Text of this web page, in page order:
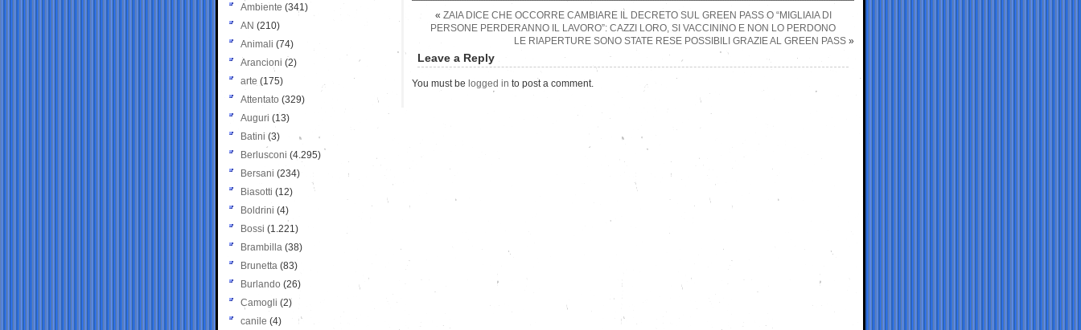
« ZAIA DICE CHE OCCORRE CAMBIARE IL DECRETO SUL GREEN PASS O “MIGLIAIA DI
PERSONE PERDERANNO IL LAVORO”: CAZZI LORO, SI VACCININO E NON LO PERDONO
LE RIAPERTURE SONO STATE RESE POSSIBILI GRAZIE AL GREEN PASS »
Leave a Reply
You must be logged in to post a comment.
Ambiente (341)
AN (210)
Animali (74)
Arancioni (2)
arte (175)
Attentato (329)
Auguri (13)
Batini (3)
Berlusconi (4.295)
Bersani (234)
Biasotti (12)
Boldrini (4)
Bossi (1.221)
Brambilla (38)
Brunetta (83)
Burlando (26)
Camogli (2)
canile (4)